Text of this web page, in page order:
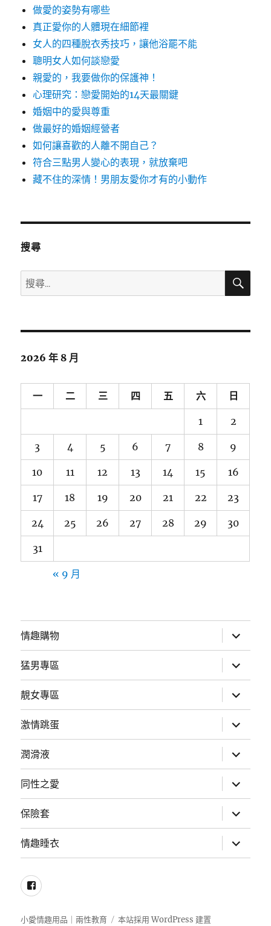
做愛的姿勢有哪些
真正愛你的人體現在細節裡
女人的四種脫衣秀技巧，讓他浴罷不能
聰明女人如何談戀愛
親愛的，我要做你的保護神！
心理研究：戀愛開始的14天最關鍵
婚姻中的愛與尊重
做最好的婚姻經營者
如何讓喜歡的人離不開自己？
符合三點男人變心的表現，就放棄吧
藏不住的深情！男朋友愛你才有的小動作
搜尋
搜
尋
鍵
搜
2026 年 8 月
一 二 三 四 五 六 日
1 2
3 4 5 6 7 8 9
10 11 12 13 14 15 16
17 18 19 20 21 22 23
24 25 26 27 28 29 30
31
« 9 月
情趣購物
開
子
選
單
猛男專區
開
子
選
單
靚女專區
開
子
選
單
激情跳蛋
開
子
選
單
潤滑液
開
子
選
單
同性之愛
開
子
選
單
保險套
開
子
選
單
情趣睡衣
開
子
Facebook
小愛情趣用品｜兩性教育 本站採用 WordPress 建置